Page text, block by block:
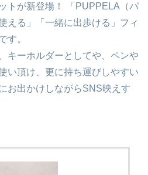
トが新登場！ 「PUPPELA（パ
える」「一緒に出歩ける」フィ
す。
キーホルダーとしてや、ペンや
い頂け、更に持ち運びしやすい
お出かけしながらSNS映えす